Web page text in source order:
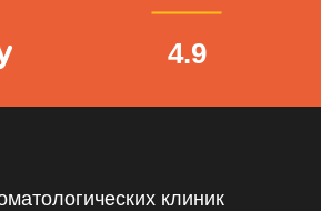
4.9
клиник